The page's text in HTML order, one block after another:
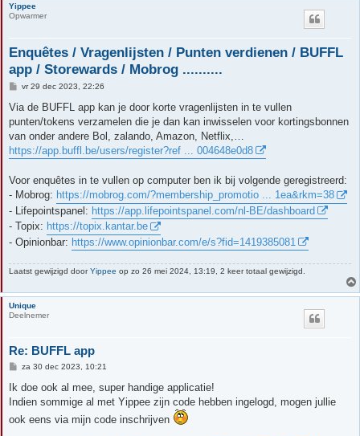
Yippee
Opwarmer
Enquêtes / Vragenlijsten / Punten verdienen / BUFFL
app / Storewards / Mobrog ..........
B
r
c
h
vr 29 dec 2023, 22:26
Via de BUFFL app kan je door korte vragenlijsten in te vullen
punten/tokens verzamelen die je dan kan inwisselen voor kortingsbonnen
van onder andere Bol, zalando, Amazon, Netflix,…
https://app.buffl.be/users/register?ref ... 004648e0d8
Voor enquêtes in te vullen op computer ben ik bij volgende geregistreerd:
- Mobrog: https://mobrog.com/?membership_promotio ... 1ea&rkm=38
- Lifepointspanel: https://app.lifepointspanel.com/nl-BE/dashboard
- Topix: https://topix.kantar.be
- Opinionbar: https://www.opinionbar.com/e/s?fid=1419385081
Laatst gewijzigd doorYippee op zo 26 mei 2024, 13:19, 2 keer totaal gewijzigd.
Unique
Deelnemer
Re: BUFFL app
B
c
h
t
za 30 dec 2023, 10:21
Ik doe ook al mee, super handige applicatie!
Indien sommige al met Yippee zijn code hebben ingelogd, mogen jullie
ook eens via mijn code inschrijven